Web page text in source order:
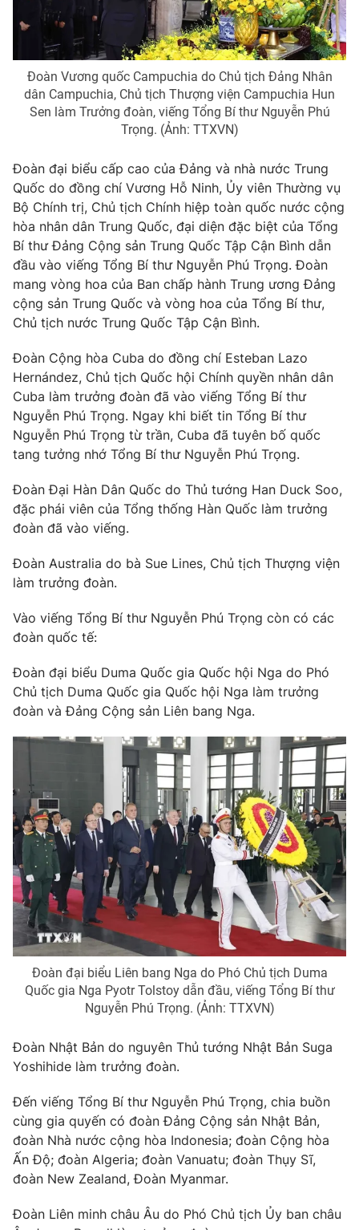
® Cấm sao chép dưới mọi hình thức nếu không có sự chấp
thuận bằng văn bản. Ghi rõ nguồn VTV.vn khi phát hành lại
thông tin từ website này.
Đoàn Vương quốc Campuchia do Chủ tịch Đảng Nhân
dân Campuchia, Chủ tịch Thượng viện Campuchia Hun
Sen làm Trưởng đoàn, viếng Tổng Bí thư Nguyễn Phú
Trọng. (Ảnh: TTXVN)
Đoàn đại biểu cấp cao của Đảng và nhà nước Trung
Quốc do đồng chí Vương Hỗ Ninh, Ủy viên Thường vụ
Bộ Chính trị, Chủ tịch Chính hiệp toàn quốc nước cộng
hòa nhân dân Trung Quốc, đại diện đặc biệt của Tổng
Bí thư Đảng Cộng sản Trung Quốc Tập Cận Bình dẫn
đầu vào viếng Tổng Bí thư Nguyễn Phú Trọng. Đoàn
mang vòng hoa của Ban chấp hành Trung ương Đảng
cộng sản Trung Quốc và vòng hoa của Tổng Bí thư,
Chủ tịch nước Trung Quốc Tập Cận Bình.
Đoàn Cộng hòa Cuba do đồng chí Esteban Lazo
Hernández, Chủ tịch Quốc hội Chính quyền nhân dân
Cuba làm trưởng đoàn đã vào viếng Tổng Bí thư
Nguyễn Phú Trọng. Ngay khi biết tin Tổng Bí thư
Nguyễn Phú Trọng từ trần, Cuba đã tuyên bố quốc
tang tưởng nhớ Tổng Bí thư Nguyễn Phú Trọng.
Đoàn Đại Hàn Dân Quốc do Thủ tướng Han Duck Soo,
đặc phái viên của Tổng thống Hàn Quốc làm trưởng
đoàn đã vào viếng.
Đoàn Australia do bà Sue Lines, Chủ tịch Thượng viện
làm trưởng đoàn.
Vào viếng Tổng Bí thư Nguyễn Phú Trọng còn có các
đoàn quốc tế:
Đoàn đại biểu Duma Quốc gia Quốc hội Nga do Phó
Chủ tịch Duma Quốc gia Quốc hội Nga làm trưởng
đoàn và Đảng Cộng sản Liên bang Nga.
Đoàn đại biểu Liên bang Nga do Phó Chủ tịch Duma
Quốc gia Nga Pyotr Tolstoy dẫn đầu, viếng Tổng Bí thư
Nguyễn Phú Trọng. (Ảnh: TTXVN)
Đoàn Nhật Bản do nguyên Thủ tướng Nhật Bản Suga
Yoshihide làm trưởng đoàn.
Đến viếng Tổng Bí thư Nguyễn Phú Trọng, chia buồn
cùng gia quyến có đoàn Đảng Cộng sản Nhật Bản,
đoàn Nhà nước cộng hòa Indonesia; đoàn Cộng hòa
Ấn Độ; đoàn Algeria; đoàn Vanuatu; đoàn Thụy Sĩ,
đoàn New Zealand, Đoàn Myanmar.
Đoàn Liên minh châu Âu do Phó Chủ tịch Ủy ban châu